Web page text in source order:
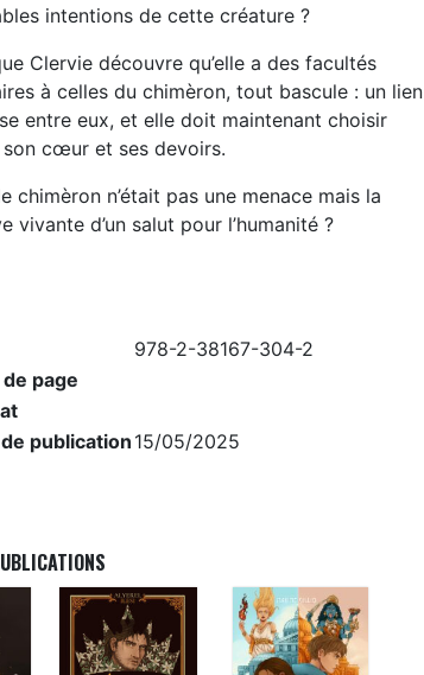
intentions de cette créature ?
Clervie découvre qu’elle a des facultés
à celles du chimèron, tout bascule : un lien
entre eux, et elle doit maintenant choisir
cœur et ses devoirs.
chimèron n’était pas une menace mais la
vivante d’un salut pour l’humanité ?
978-2-38167-304-2
page
publication15/05/2025